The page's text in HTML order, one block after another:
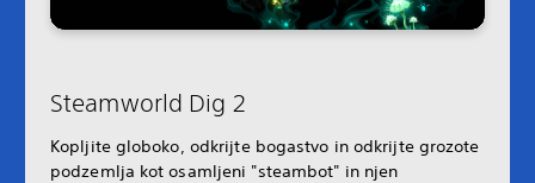
Steamworld Dig 2
Kopljite globoko, odkrijte bogastvo in odkrijte grozote
podzemlja kot osamljeni "steambot" in njen